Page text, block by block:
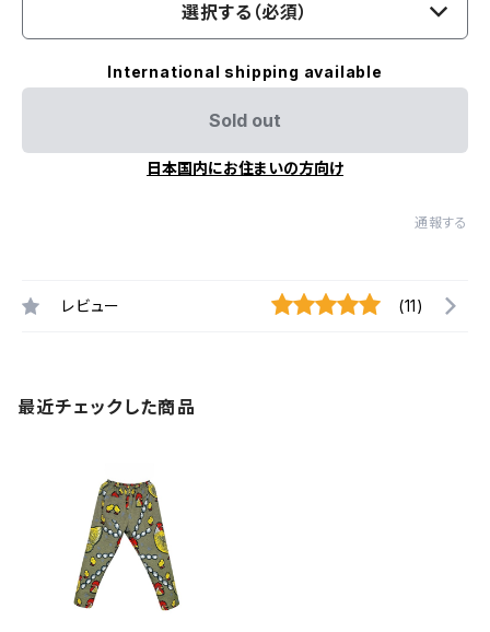
選択する（必須）
International shipping available
Sold out
日本国内にお住まいの方向け
通報する
レビュー (11)
最近チェックした商品